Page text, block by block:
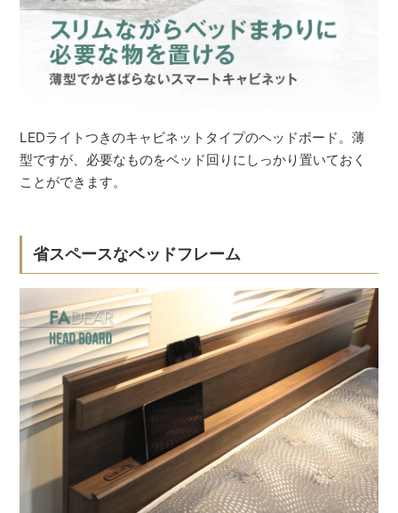
LEDライトつきのキャビネットタイプのヘッドボード。薄
型ですが、必要なものをベッド回りにしっかり置いておく
ことができます。
省スペースなベッドフレーム